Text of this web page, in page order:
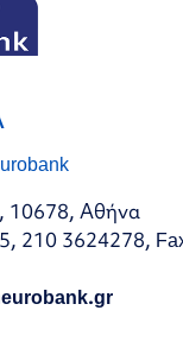
10678, Αθήνα
210 3624278,